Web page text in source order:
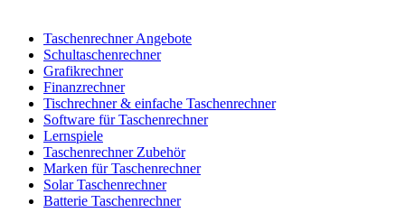
Taschenrechner Angebote
Schultaschenrechner
Grafikrechner
Finanzrechner
Tischrechner & einfache Taschenrechner
Software für Taschenrechner
Lernspiele
Taschenrechner Zubehör
Marken für Taschenrechner
Solar Taschenrechner
Batterie Taschenrechner